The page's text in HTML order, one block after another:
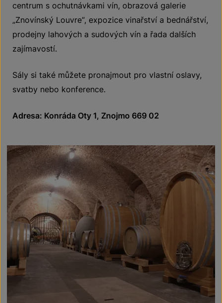
centrum s ochutnávkami vín, obrazová galerie
„Znovínský Louvre“, expozice vinařství a bednářství,
prodejny lahových a sudových vín a řada dalších
zajímavostí.
Sály si také můžete pronajmout pro vlastní oslavy,
svatby nebo konference.
Adresa: Konráda Oty 1, Znojmo 669 02